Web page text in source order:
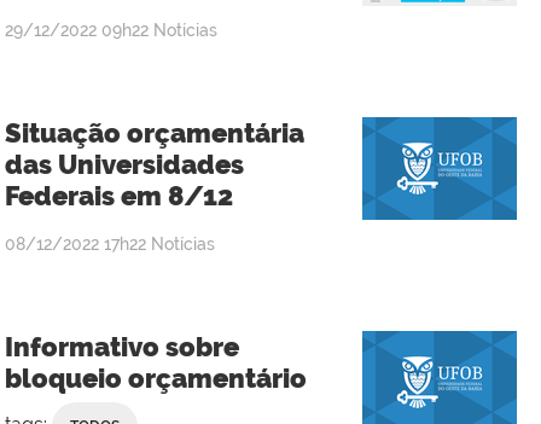
publicado
29/12/2022 09h22 Notícias
Situação orçamentária
das Universidades
Federais em 8/12
publicado
08/12/2022 17h22 Notícias
Informativo sobre
bloqueio orçamentário